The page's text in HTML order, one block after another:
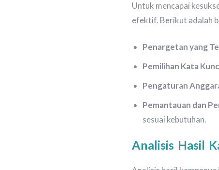
Untuk mencapai
efektif. Berikut adalah
Penargetan yang
Pemilihan Kata
Pengaturan
Pemantauan dan
sesuai kebutuhan.
Analisis Hasil